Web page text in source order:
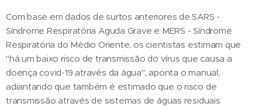
Com base em dados de surtos anteriores de SARS -
Síndrome Respiratória Aguda Grave e MERS - Síndrome
Respiratória do Médio Oriente, os cientistas estimam que
"há um baixo risco de transmissão do vírus que causa a
doença covid-19 através da água", aponta o manual,
adiantando que também é estimado que o risco de
transmissão através de sistemas de águas residuais